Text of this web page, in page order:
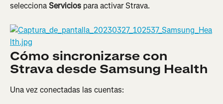
selecciona Servicios para activar Strava.
Cómo sincronizarse con
Strava desde Samsung Health
Una vez conectadas las cuentas: